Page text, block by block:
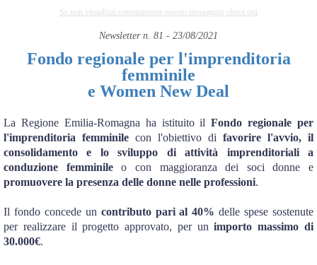
Se non visualizzi correttamente questo messaggio clicca qui
Newsletter n. 81 - 23/08/2021
Fondo regionale per l'imprenditoria
femminile
e Women New Deal
La Regione Emilia-Romagna ha istituito ilFondo regionale per
l'imprenditoria femminile con l'obiettivo di favorire l'avvio, il
consolidamento e lo sviluppo di attività imprenditoriali a
conduzione femminileo con maggioranza dei soci donne e
promuovere la presenza delle donne nelle professioni.
Il fondo concede un contributo pari al 40% delle spese sostenute
per realizzare il progetto approvato, per unimporto massimo di
30.000€.